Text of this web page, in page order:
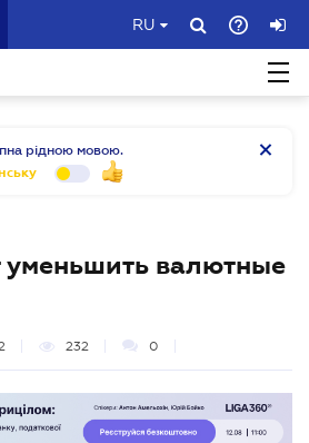
RU
рідною мовою.
уменьшить валютные
232 0